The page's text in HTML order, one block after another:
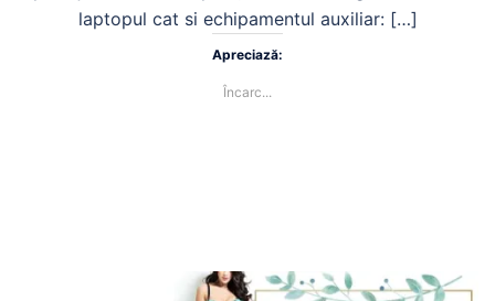
laptopul cat si echipamentul auxiliar: […]
Apreciază:
Încarc...